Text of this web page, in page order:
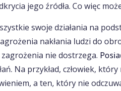
jego źródła. Co więc
swoje działania na
nakłania ludzi do
zagrożenia nie dostrzega.
Na przykład, człowiek,
a ten, który nie